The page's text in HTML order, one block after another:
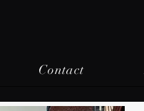
Contact